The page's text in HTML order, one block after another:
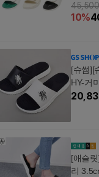
10%
[슈썸][
HY-거
[애슬
리